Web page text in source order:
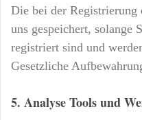
Die bei der Registrierung
uns gespeichert, solange
registriert sind und
Gesetzliche
5. Analyse Tools und